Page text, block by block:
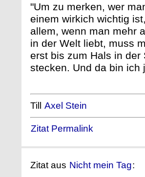
"Um zu merken, wer
einem wirkich wichtig
allem, wenn man mehr
in der Welt liebt, muss
erst bis zum Hals in der
stecken. Und da bin ich
Till Axel Stein
Zitat Permalink
Zitat aus Nicht mein Tag: